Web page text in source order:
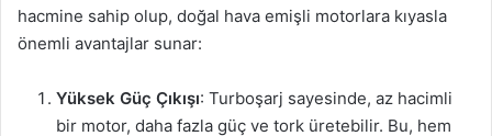
hacmine sahip olup, doğal hava emişli motorlara kıyasla
önemli avantajlar sunar:
Yüksek Güç Çıkışı: Turboşarj sayesinde, az hacimli
bir motor, daha fazla güç ve tork üretebilir. Bu, hem